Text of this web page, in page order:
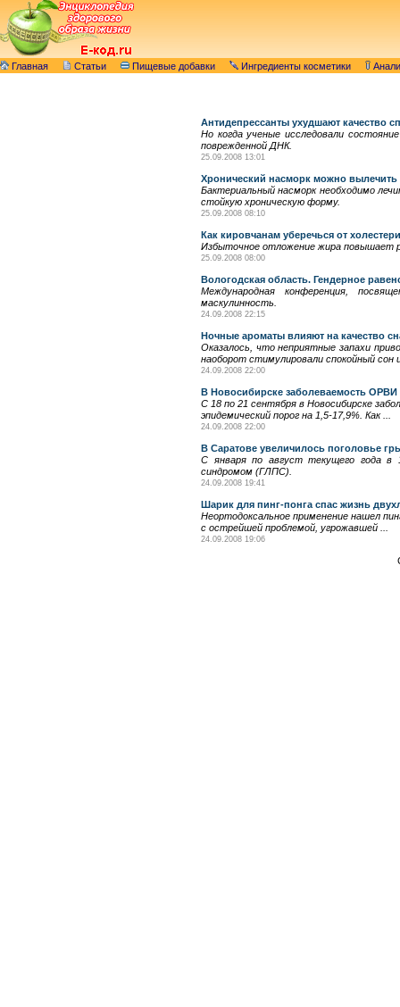
Главная Статьи Пищевые добавки Ингредиенты косметики
Антидепрессанты ухудшают качество
Но когда ученые исследовали
поврежденной ДНК.
25.09.2008 13:01
Хронический насморк можно
Бактериальный насморк необходимо
стойкую хроническую форму.
25.09.2008 08:10
Как кировчанам уберечься от
Избыточное отложение жира повышает
25.09.2008 08:00
Вологодская область. Гендерное
Международная конференция,
маскулинность.
24.09.2008 22:15
Ночные ароматы влияют на качество
Оказалось, что неприятные запахи
наоборот стимулировали спокойный
24.09.2008 22:00
В Новосибирске заболеваемость
С 18 по 21 сентября в Новосибирске
эпидемический порог на 1,5-17,9%. Как ...
24.09.2008 22:00
В Саратове увеличилось поголовье
С января по август текущего года в
синдромом (ГЛПС).
24.09.2008 19:41
Шарик для пинг-понга спас жизнь
Неортодоксальное применение нашел
с острейшей проблемой, угрожавшей ...
24.09.2008 19:06